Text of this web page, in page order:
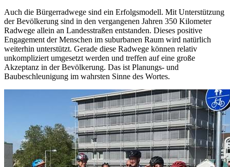
Auch die Bürgerradwege sind ein Erfolgsmodell. Mit Unterstützung
der Bevölkerung sind in den vergangenen Jahren 350 Kilometer
Radwege allein an Landesstraßen entstanden. Dieses positive
Engagement der Menschen im suburbanen Raum wird natürlich
weiterhin unterstützt. Gerade diese Radwege können relativ
unkompliziert umgesetzt werden und treffen auf eine große
Akzeptanz in der Bevölkerung. Das ist Planungs- und
Baubeschleunigung im wahrsten Sinne des Wortes.